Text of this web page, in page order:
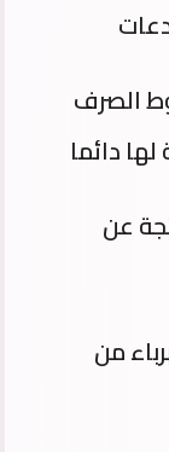
الصرف
دائما
عن
من